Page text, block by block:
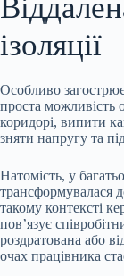
ізоляції
Особливо
проста можливість
коридорі, випити
зняти напругу та
Натомість, у
трансформувалася
такому контексті
пов’язує
роздратована або
очах працівника